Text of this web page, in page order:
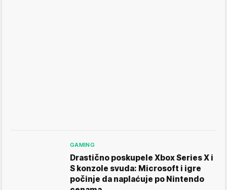
GAMING
Drastično poskupele Xbox Series X i
S konzole svuda: Microsoft i igre
počinje da naplaćuje po Nintendo